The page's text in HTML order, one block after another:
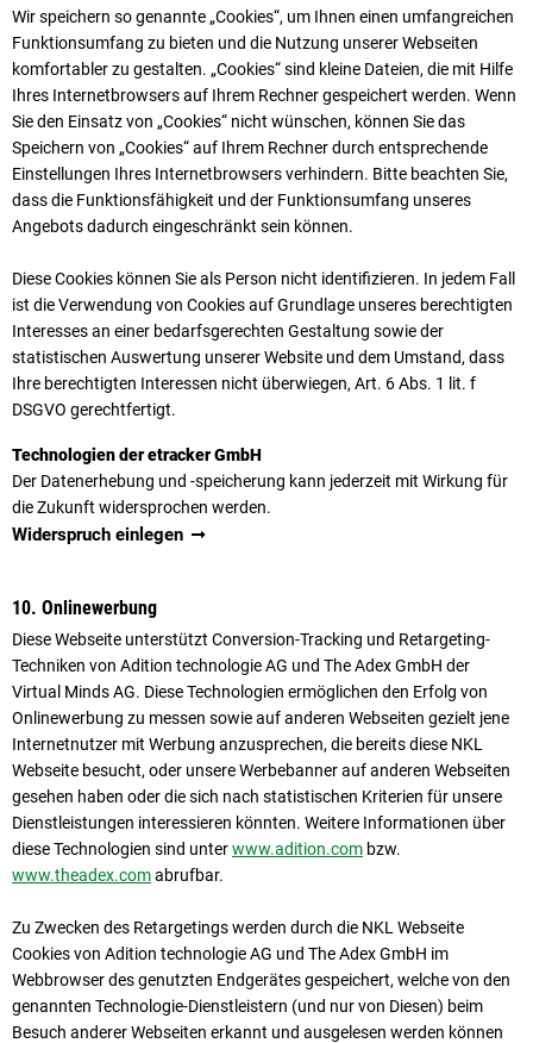
Wir speichern so genannte „Cookies“, um Ihnen einen umfangreichen
Funktionsumfang zu bieten und die Nutzung unserer Webseiten
komfortabler zu gestalten. „Cookies“ sind kleine Dateien, die mit Hilfe
Ihres Internetbrowsers auf Ihrem Rechner gespeichert werden. Wenn
Sie den Einsatz von „Cookies“ nicht wünschen, können Sie das
Speichern von „Cookies“ auf Ihrem Rechner durch entsprechende
Einstellungen Ihres Internetbrowsers verhindern. Bitte beachten Sie,
dass die Funktionsfähigkeit und der Funktionsumfang unseres
Angebots dadurch eingeschränkt sein können.
Diese Cookies können Sie als Person nicht identifizieren. In jedem Fall
ist die Verwendung von Cookies auf Grundlage unseres berechtigten
Interesses an einer bedarfsgerechten Gestaltung sowie der
statistischen Auswertung unserer Website und dem Umstand, dass
Ihre berechtigten Interessen nicht überwiegen, Art. 6 Abs. 1 lit. f
DSGVO gerechtfertigt.
Technologien der etracker GmbH
Der Datenerhebung und -speicherung kann jederzeit mit Wirkung für
die Zukunft widersprochen werden.
Widerspruch einlegen
10. Onlinewerbung
Diese Webseite unterstützt Conversion-Tracking und Retargeting-
Techniken von Adition technologie AG und The Adex GmbH der
Virtual Minds AG. Diese Technologien ermöglichen den Erfolg von
Onlinewerbung zu messen sowie auf anderen Webseiten gezielt jene
Internetnutzer mit Werbung anzusprechen, die bereits diese NKL
Webseite besucht, oder unsere Werbebanner auf anderen Webseiten
gesehen haben oder die sich nach statistischen Kriterien für unsere
Dienstleistungen interessieren könnten. Weitere Informationen über
diese Technologien sind unterwww.adition.com bzw.
www.theadex.comabrufbar.
Zu Zwecken des Retargetings werden durch die NKL Webseite
Cookies von Adition technologie AG und The Adex GmbH im
Webbrowser des genutzten Endgerätes gespeichert, welche von den
genannten Technologie-Dienstleistern (und nur von Diesen) beim
Besuch anderer Webseiten erkannt und ausgelesen werden können